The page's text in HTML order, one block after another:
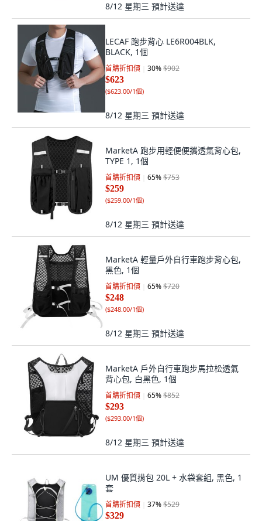
8/12 星期三 預計送達
LECAF 跑步背心 LE6R004BLK,
BLACK, 1個
首購折扣價 30%$902
$623
($623.00/1個)
8/12 星期三 預計送達
MarketA 跑步用輕便便攜透氣背心包,
TYPE 1, 1個
首購折扣價 65%$753
$259
($259.00/1個)
8/12 星期三 預計送達
MarketA 輕量戶外自行車跑步背心包,
黑色, 1個
首購折扣價 65%$720
$248
($248.00/1個)
8/12 星期三 預計送達
MarketA 戶外自行車跑步馬拉松透氣
背心包, 白黑色, 1個
首購折扣價 65%$852
$293
($293.00/1個)
8/12 星期三 預計送達
UM 優質揹包 20L + 水袋套組, 黑色, 1
套
首購折扣價 37%$529
$329